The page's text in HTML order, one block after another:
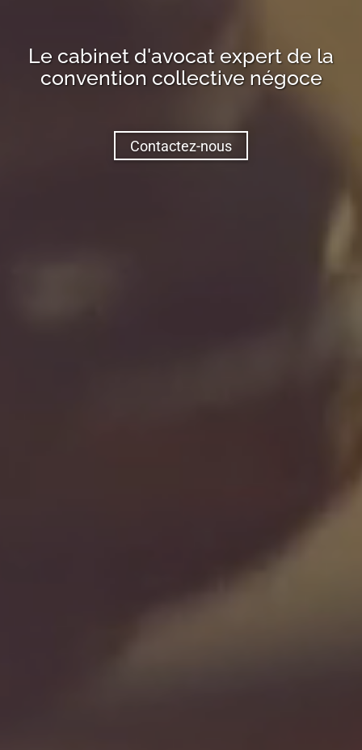
Le cabinet d'avocat expert de la
convention collective négoce
Contactez-nous